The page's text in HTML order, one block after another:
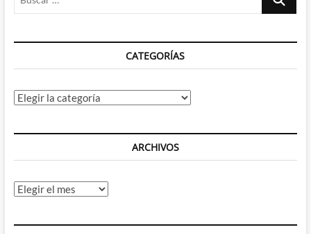
CATEGORÍAS
Categorías
ARCHIVOS
Archivos